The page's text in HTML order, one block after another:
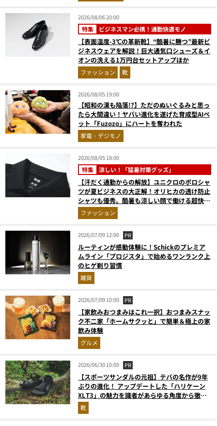
2026/08/06 20:00
特集 ビジネスマン必携！通勤快適モノ
【表面温度-3℃の革新靴】“酷暑に勝つ”最新ビ
ジネスウェアを解説！巨大通気口シューズ＆イ
オンの洗える1万円台セットアップほか
ファッション 靴
2026/08/05 19:00
【昭和の漢も陥落!?】ただのぬいぐるみと思っ
たら大間違い！ヤバい進化を遂げた育成型AIペ
ット「Fuzozo」にハートを奪われた
家電・デジモノ
2026/08/05 18:00
特集 涼しい！「猛暑対策グッズ」
【汗だく通勤からの解放】ユニクロのポロシャ
ツが夏ビジネスの大正解！オリヒカの透け防止
シャツも優秀。酷暑も涼しい顔で働ける超快適
ウエアの実力
ファッション
2026/07/09 12:00 PR
ルーティンが感動体験に！Schickのプレミア
ムライン「プロジスタ」で始めるワンランク上
のヒゲ剃り習慣
雑貨
2026/07/09 10:00 PR
【家飲みおつまみはこれ一択】おつまみスナッ
ク不二家「ホームサクッと」で簡単＆極上の家
飲み体験
グルメ
2026/06/30 10:00 PR
【スポーツサンダルの元祖】テバの名作が9年
ぶりの進化！ アップデートした「ハリケーン
XLT3」の魅力を識者があらゆる角度から徹底
解説！
靴